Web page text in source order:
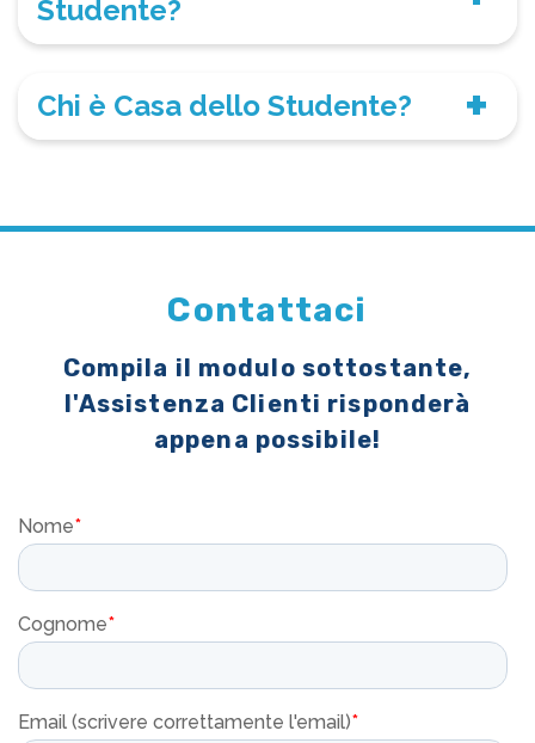
Studente?
Chi è Casa dello Studente?
Contattaci
Compila il modulo sottostante,
l'Assistenza Clienti risponderà
appena possibile!